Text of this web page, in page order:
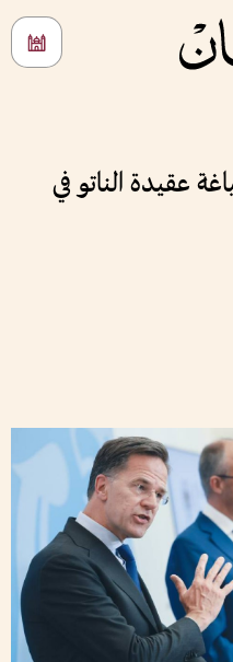
عقيدة الناتو في